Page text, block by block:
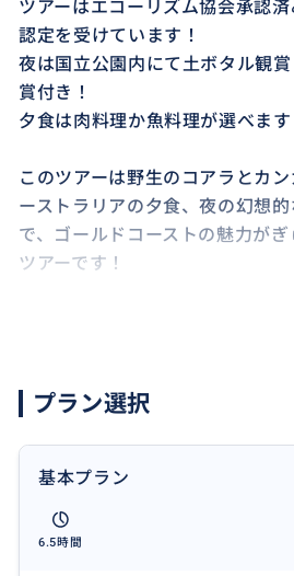
ツアーはエコーリズム協会承認
認定を受けています！
夜は国立公園内にて土ボタル観
賞付き！
夕食は肉料理か魚料理が選べます
このツアーは野生のコアラとカ
ーストラリアの夕食、夜の幻想
で、ゴールドコーストの魅力が
ツアーです！
プラン選択
基本プラン
6.5時間